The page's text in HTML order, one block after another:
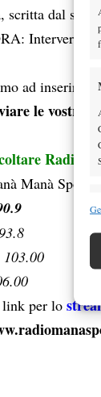
scritta dal
ad inserire
le vostre
Radio
Manà Sport
per lo